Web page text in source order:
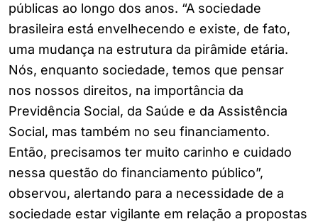
públicas ao longo dos anos. “A sociedade
brasileira está envelhecendo e existe, de fato,
uma mudança na estrutura da pirâmide etária.
Nós, enquanto sociedade, temos que pensar
nos nossos direitos, na importância da
Previdência Social, da Saúde e da Assistência
Social, mas também no seu financiamento.
Então, precisamos ter muito carinho e cuidado
nessa questão do financiamento público”,
observou, alertando para a necessidade de a
sociedade estar vigilante em relação a propostas